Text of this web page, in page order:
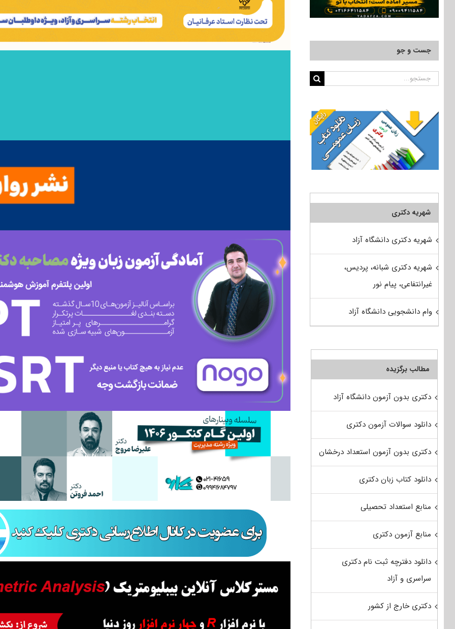
جست و جو
جستجو
شهریه دکتری
شهریه دکتری دانشگاه آزاد
شهریه دکتری شبانه، پردیس،
غیرانتفاعی، پیام نور
وام دانشجویی دانشگاه آزاد
مطالب برگزیده
دکتری بدون آزمون دانشگاه آزاد
دانلود سوالات آزمون دکتری
دکتری بدون آزمون استعداد درخشان
دانلود کتاب زبان دکتری
منابع استعداد تحصیلی
منابع آزمون دکتری
دانلود دفترچه ثبت نام دکتری
سراسری و آزاد
دکتری خارج از کشور